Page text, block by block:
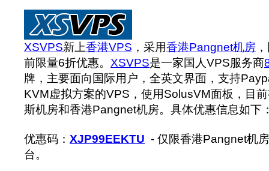
XSVPS新上香港VPS ，采用香港Pangnet机房
前限量6折优惠。 XSVPS是一家国人VPS服务商
牌，主要面向国际用户，全英文界面，支持
KVM虚拟方案的VPS，使用SolusVM面板，目
斯机房和香港Pangnet机房。具体优惠信息如下
优惠码： XJP99EEKTU - 仅限香港Pangnet机
台。